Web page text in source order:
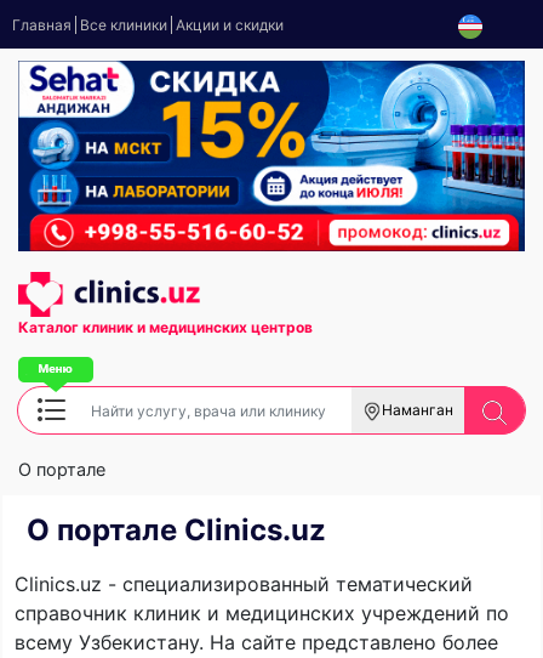
Главная Все клиники Акции и скидки
Каталог клиник и медицинских центров
Наманган
О портале
О портале Clinics.uz
Clinics.uz - специализированный тематический
справочник клиник и медицинских учреждений по
всему Узбекистану. На сайте представлено более